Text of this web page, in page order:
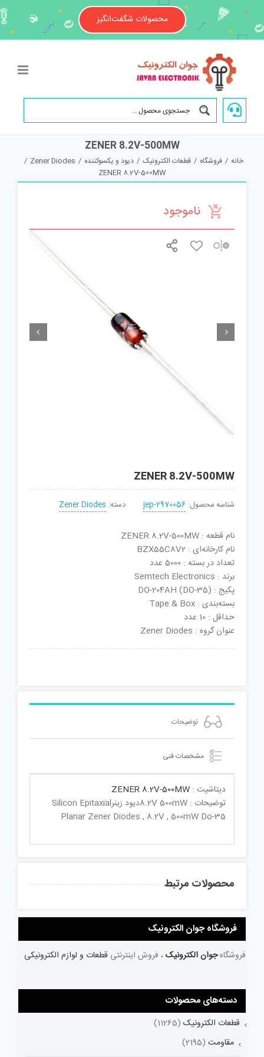
content
محصولات شگفت‌انگیز
ZENER 8.2V-500MW
خانه / فروشگاه / قطعات الکترونیک / دیود و یکسوکننده /
Zener Diodes
/
ZENER 8.2V-500MW
ناموجود
 
ZENER 8.2V-500MW
شناسه محصول: jep-2970056 دسته: Zener Diodes
نام قطعه : ZENER 8.2V-500MW
نام کارخانه‌ای : BZX55C8V2
تعداد در بسته : 5000 عدد
برند : Semtech Electronics
پکیج : DO-204AH (DO-35)
بسته‌بندی : Tape & Box
حداقل : 10 عدد
عنوان گروه : Zener Diodes
توضیحات
مشخصات فنی
دیتاشیت : ZENER 8.2V-500MW
توضیحات : 8.2V 500mWدیود زینرSilicon Epitaxial
Planar Zener Diodes , 8.2V , 500mW Do-35
محصولات مرتبط
فروشگاه جوان الکترونیک
فروشگاهجوان الکترونیک ، فروش اینترنتی قطعات و لوازم الکترونیکی
دسته‌های محصولات
قطعات الکترونیک (11265)
مقاومت (2195)